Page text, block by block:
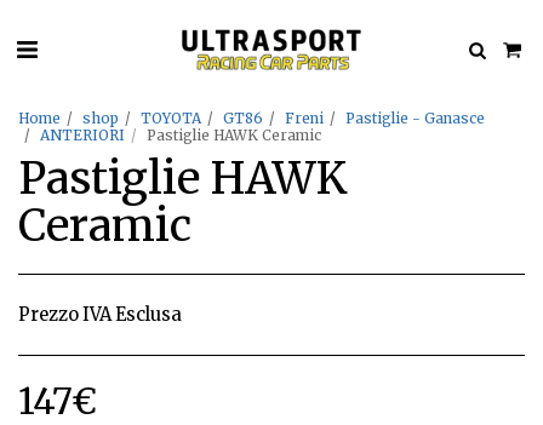
Home shop TOYOTA GT86 Freni
Pastiglie - Ganasce
ANTERIORI
Pastiglie HAWK Ceramic
Pastiglie HAWK
Ceramic
Prezzo IVA Esclusa
147€